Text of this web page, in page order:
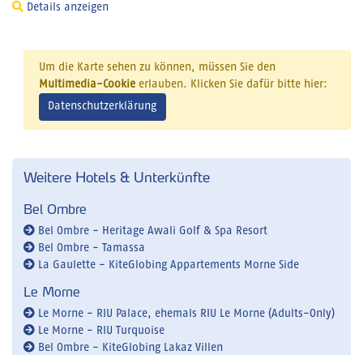
Details anzeigen
Um die Karte sehen zu können, müssen Sie den
Multimedia-Cookieerlauben. Klicken Sie dafür bitte hier:
Datenschutzerklärung
Weitere Hotels & Unterkünfte
Bel Ombre
Bel Ombre - Heritage Awali Golf & Spa Resort
Bel Ombre - Tamassa
La Gaulette - KiteGlobing Appartements Morne Side
Le Morne
Le Morne - RIU Palace, ehemals RIU Le Morne (Adults-Only)
Le Morne - RIU Turquoise
Bel Ombre - KiteGlobing Lakaz Villen